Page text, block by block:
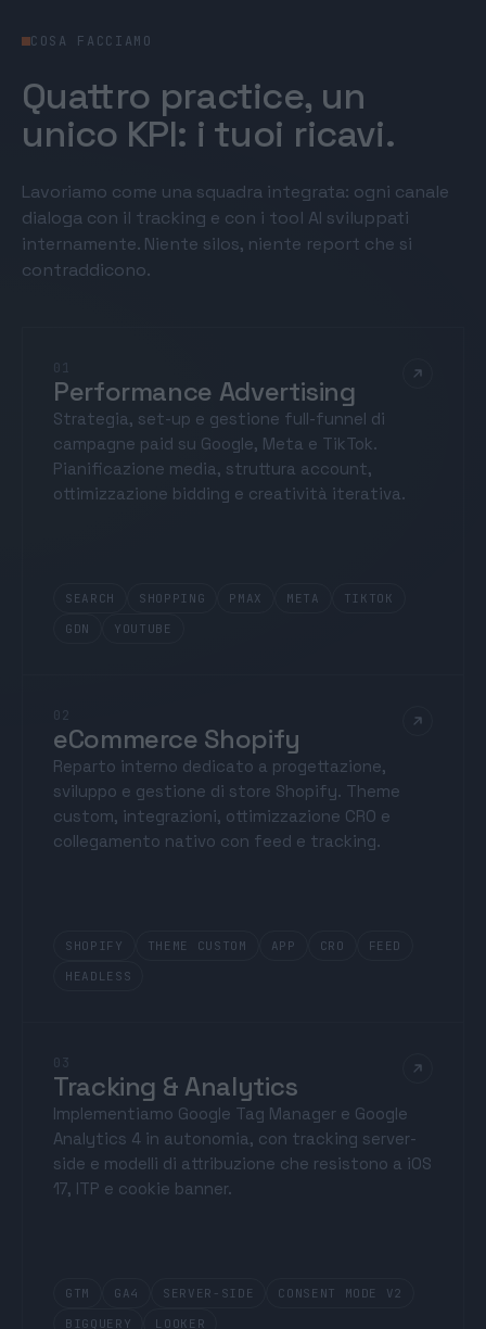
COSA FACCIAMO
Quattro practice, un
unico KPI: i tuoi ricavi.
Lavoriamo come una squadra integrata: ogni canale
dialoga con il tracking e con i tool AI sviluppati
internamente. Niente silos, niente report che si
contraddicono.
01
Performance Advertising
Strategia, set-up e gestione full-funnel di
campagne paid su Google, Meta e TikTok.
Pianificazione media, struttura account,
ottimizzazione bidding e creatività iterativa.
SEARCH SHOPPING PMAX META
TIKTOK
GDN
YOUTUBE
02
eCommerce Shopify
Reparto interno dedicato a progettazione,
sviluppo e gestione di store Shopify. Theme
custom, integrazioni, ottimizzazione CRO e
collegamento nativo con feed e tracking.
SHOPIFY THEME CUSTOM APP CRO
FEED
HEADLESS
03
Tracking & Analytics
Implementiamo Google Tag Manager e Google
Analytics 4 in autonomia, con tracking server-
side e modelli di attribuzione che resistono a iOS
17, ITP e cookie banner.
GTM GA4 SERVER-SIDE
CONSENT MODE V2
BIGQUERY
LOOKER